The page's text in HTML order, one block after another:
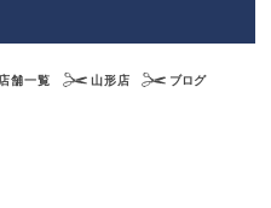
店舗一覧 山形店 ブログ